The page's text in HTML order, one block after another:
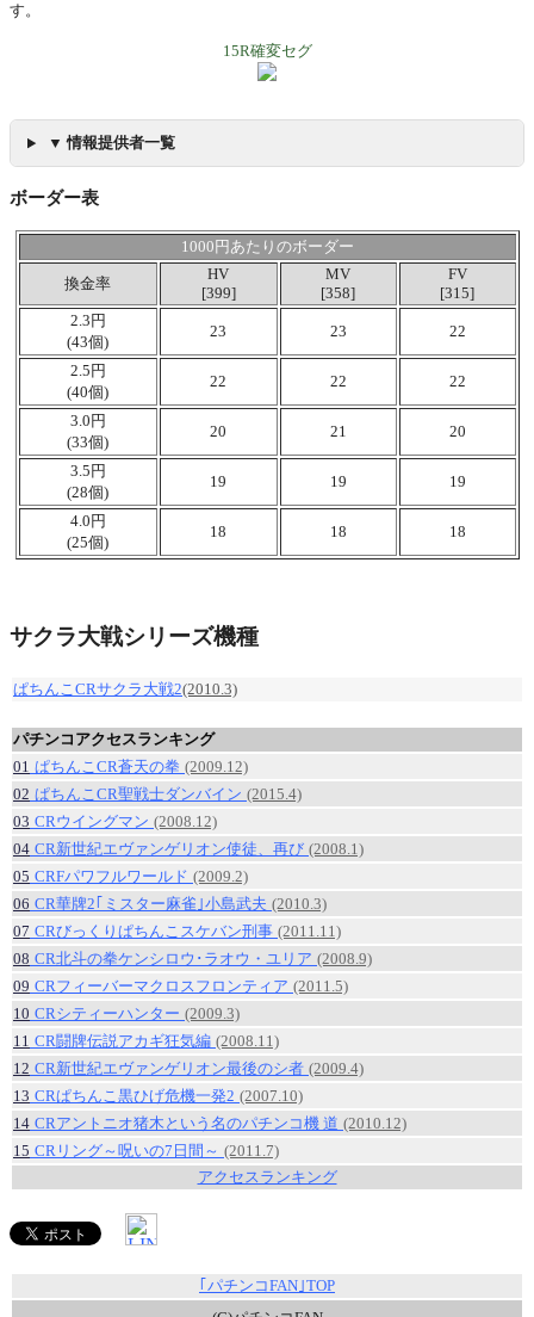
す。
15R確変セグ
▼ 情報提供者一覧
ボーダー表
1000円あたりのボーダー
換金率
HV
[399]
MV
[358]
FV
[315]
2.3円
(43個)
23 23 22
2.5円
(40個)
22 22 22
3.0円
(33個)
20 21 20
3.5円
(28個)
19 19 19
4.0円
(25個)
18 18 18
サクラ大戦シリーズ機種
ぱちんこCRサクラ大戦2(2010.3)
パチンコアクセスランキング
01 ぱちんこCR蒼天の拳 (2009.12)
02 ぱちんこCR聖戦士ダンバイン (2015.4)
03 CRウイングマン (2008.12)
04 CR新世紀エヴァンゲリオン使徒、再び (2008.1)
05 CRFパワフルワールド (2009.2)
06 CR華牌2｢ミスター麻雀｣小島武夫 (2010.3)
07 CRびっくりぱちんこスケバン刑事 (2011.11)
08 CR北斗の拳ケンシロウ･ラオウ・ユリア (2008.9)
09 CRフィーバーマクロスフロンティア (2011.5)
10 CRシティーハンター (2009.3)
11 CR闘牌伝説アカギ狂気編 (2008.11)
12 CR新世紀エヴァンゲリオン最後のシ者 (2009.4)
13 CRぱちんこ黒ひげ危機一発2 (2007.10)
14 CRアントニオ猪木という名のパチンコ機 道 (2010.12)
15 CRリング～呪いの7日間～ (2011.7)
アクセスランキング
｢パチンコFAN｣TOP